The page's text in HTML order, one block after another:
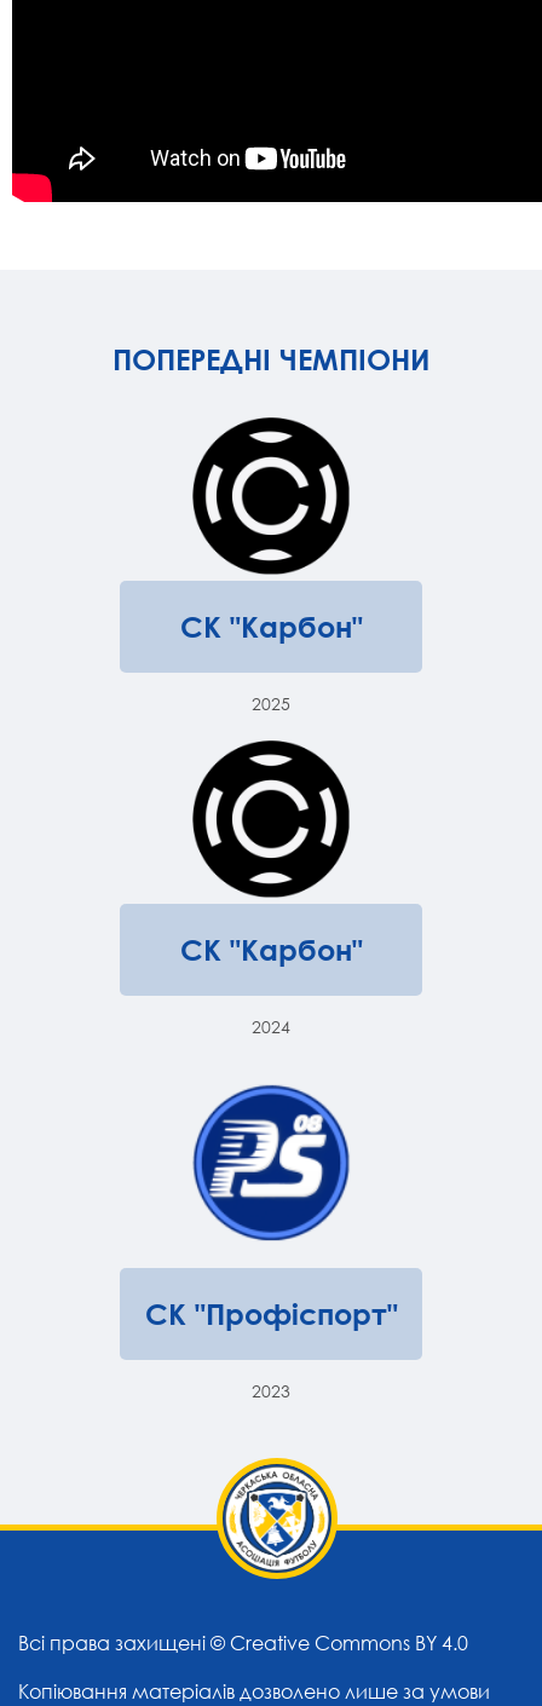
ПОПЕРЕДНІ ЧЕМПІОНИ
СК "Карбон"
2025
СК "Карбон"
2024
СК "Профіспорт"
2023
Всі права захищені © Creative Commons BY 4.0
Копіювання матеріалів дозволено лише за умови